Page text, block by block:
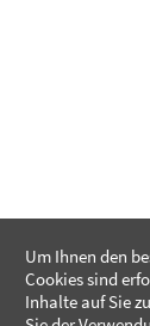
Um Ihnen den
Cookies sind
Inhalte auf Sie